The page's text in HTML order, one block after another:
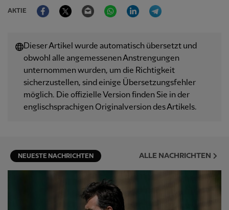
AKTIE
FacebookTwitter Email WhatsAppLinkedIn
Dieser Artikel wurde automatisch übersetzt und
obwohl alle angemessenen Anstrengungen
unternommen wurden, um die Richtigkeit
sicherzustellen, sind einige Übersetzungsfehler
möglich. Die offizielle Version finden Sie in der
englischsprachigen Originalversion des Artikels.
NEUESTE NACHRICHTEN ALLE NACHRICHTEN